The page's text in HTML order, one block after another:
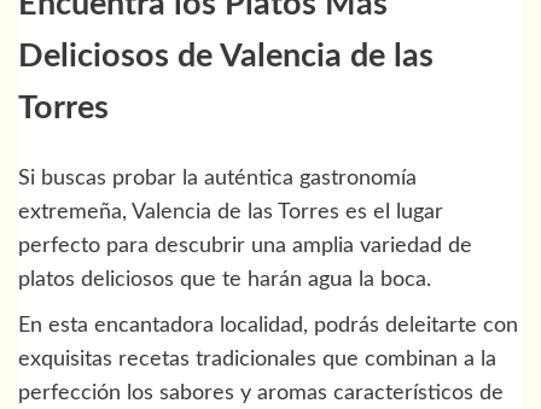
Deliciosos de Valencia de las
Torres
Si buscas probar la auténtica gastronomía
extremeña, Valencia de las Torres es el lugar
perfecto para descubrir una amplia variedad de
platos deliciosos que te harán agua la boca.
En esta encantadora localidad, podrás deleitarte con
exquisitas recetas tradicionales que combinan a la
perfección los sabores y aromas característicos de